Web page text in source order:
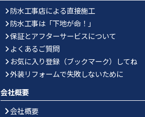
防水工事店による直接施工
防水工事は「下地が命！」
保証とアフターサービスについて
よくあるご質問
お気に入り登録（ブックマーク）してね
外装リフォームで失敗しないために
会社概要
会社概要